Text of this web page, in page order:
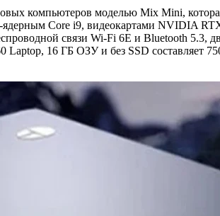
компьютеров моделью Mix Mini,
Core i9, видеокартами NVIDIA
связи Wi-Fi 6E и Bluetooth
16 ГБ ОЗУ и без SSD составляет